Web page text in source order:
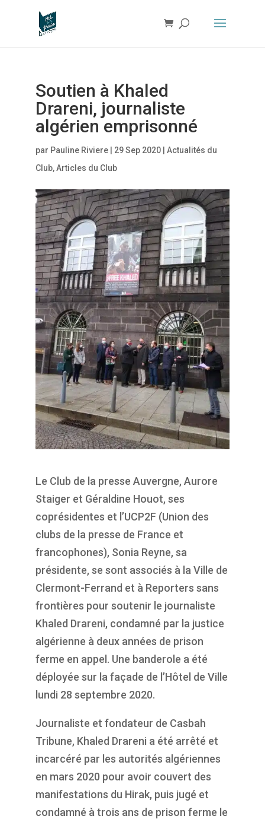
Soutien à Khaled
Drareni, journaliste
algérien emprisonné
par Pauline Riviere| 29 Sep 2020| Actualités du
Club,Articles du Club
Le Club de la presse Auvergne, Aurore
Staiger et Géraldine Houot, ses
coprésidentes et l’UCP2F (Union des
clubs de la presse de France et
francophones), Sonia Reyne, sa
présidente, se sont associés à la Ville de
Clermont-Ferrand et à Reporters sans
frontières pour soutenir le journaliste
Khaled Drareni, condamné par la justice
algérienne à deux années de prison
ferme en appel. Une banderole a été
déployée sur la façade de l’Hôtel de Ville
lundi 28 septembre 2020.
Journaliste et fondateur de Casbah
Tribune, Khaled Drareni a été arrêté et
incarcéré par les autorités algériennes
en mars 2020 pour avoir couvert des
manifestations du Hirak, puis jugé et
condamné à trois ans de prison ferme le